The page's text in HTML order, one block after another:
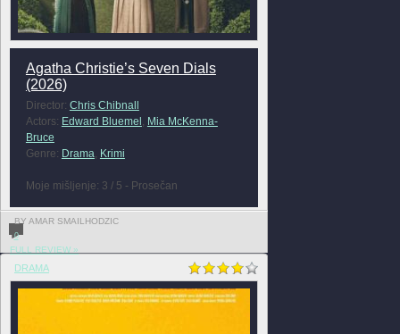
Agatha Christie’s Seven Dials
(2026)
Director: Chris Chibnall
Actors: Edward Bluemel , Mia McKenna-
Bruce
Genre: Drama, Krimi
Moje mišljenje: 3 / 5 - Prosečan
BY AMAR SMAILHODZIC
0
FULL REVIEW »
DRAMA